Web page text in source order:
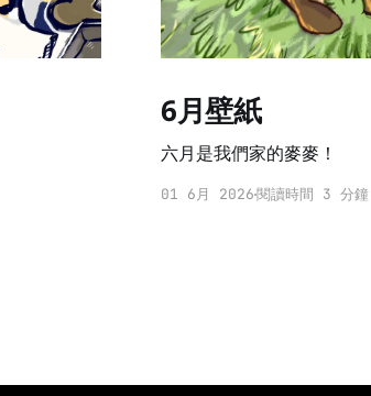
6月壁紙
六月是我們家的麥麥！
01 6月 2026閱讀時間 3 分鐘